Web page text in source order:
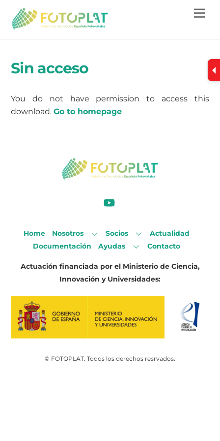
content
Sin acceso
You do not have permission to access this
download.Go to homepage
Home Nosotros Socios
Actualidad
Documentación
Ayudas Contacto
Actuación financiada por el Ministerio de Ciencia,
Innovación y Universidades:
© FOTOPLAT. Todos los derechos resrvados.